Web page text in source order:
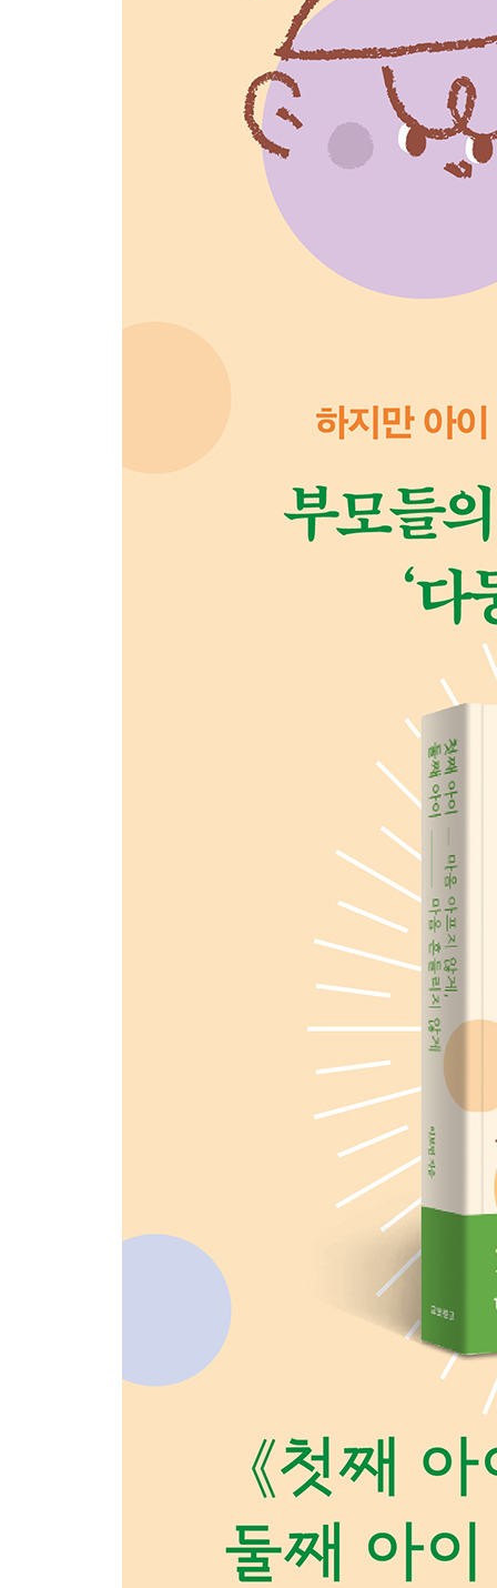
신호에 즉각 반응하자 | 수면 방식에 정답은 없다
6. 동생이 기어 다니기 시작할 때
첫째의 물건 보호해주기 | 동생과 놀도록 요구
한쪽 편만 들지 않기 | 상처를 보듬는 법 알려주기
3부 내 이름은 동생_둘째 아이 마음 흔들리지 않게
1. 둘째는 언제나 서럽다
열등감 느끼지 않게 | 정체감 상실하지 않게 | 소외
2. 둘째는 경쟁에서 이기고 싶다
자기 욕구만 채우려 하지 않게 | 자기 마음 표현할
‘나도’라는 꼬리표가 붙는 아이 | 언제나 두 번째였
4. 둘째는 첫째와 다르다
4부 싸우면서 크는 아이들_싸우지 않아도 얼마든
1. 무엇이 아이들을 싸우게 만들까?
삼각관계에서 시작되는 싸움 | 다툼은 ‘약’이 될
2. 아이들이 잘 다투는 가정의 특징
친구와는 잘 노는 아이 | 형제자매가 서로에게 관
5부 어제도 싸우고, 오늘도 싸운다_형제간 다툼에
비교와 낙인 버리기 | 아이 말에 귀 기울이기 | 편
인정하기 | 분명한 경계 나누기 | 가족 활동 계획
부모의 개입은 타이밍이다 | 유머는 갈등을 이긴
부모의 태도는 가족의 기준이 된다 | 규칙만 지켜
6부 형제와 다투지 않는 아이로 키우는 법_형제애
감정과 욕구 말하기 | 감정과 욕구 해석하기 | 비
해소하기 | 서로에게 제한 설정하기 | 창의적 방식
침착한 모습 보이기 | 문제 알려주기 | 갈등의 원
과정에 아이들 초대하기 | 해결책 함께 만들기 |
거래하기 | 차례 지키기 | 순서 거래하기 | 나누기 |
불공정에 공감하기 | 비교와 경쟁에 낚이지 않기 |
게임 발견하기 | 형제의 실패에서 우월함 느끼지
7부 부모와 아이 사이_행복한 아이로 키우는 부모
1. 아이의 사회성
첫째 아이의 분리불안 | 첫째 아이의 사회성 | 첫
애착은 부모의 자기 돌봄에서 시작한다 | 첫째 아
3. 놀이로 단단해지는 형제자매
4. 아이의 자존감
자존감은 어떻게 만들어지는가 | 첫째 아이의 자존